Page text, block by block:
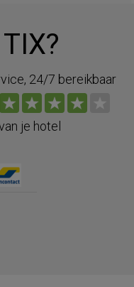
24/7 bereikbaar
je hotel